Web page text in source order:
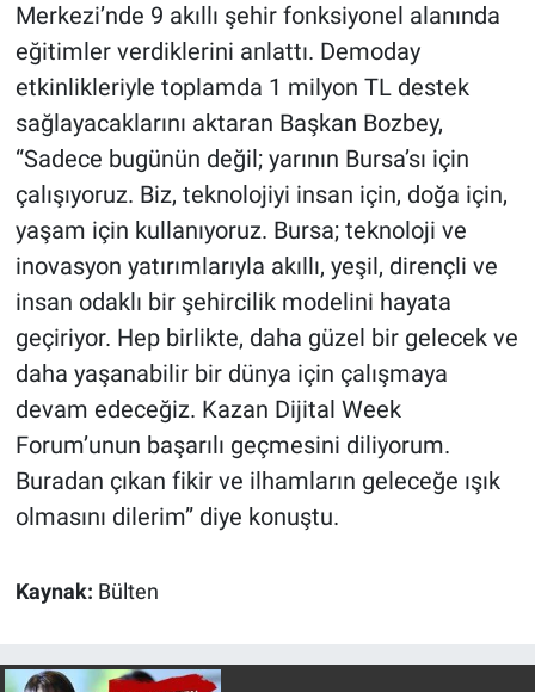
Merkezi’nde 9 akıllı şehir fonksiyonel alanında
eğitimler verdiklerini anlattı. Demoday
etkinlikleriyle toplamda 1 milyon TL destek
sağlayacaklarını aktaran Başkan Bozbey,
“Sadece bugünün değil; yarının Bursa’sı için
çalışıyoruz. Biz, teknolojiyi insan için, doğa için,
yaşam için kullanıyoruz. Bursa; teknoloji ve
inovasyon yatırımlarıyla akıllı, yeşil, dirençli ve
insan odaklı bir şehircilik modelini hayata
geçiriyor. Hep birlikte, daha güzel bir gelecek ve
daha yaşanabilir bir dünya için çalışmaya
devam edeceğiz. Kazan Dijital Week
Forum’unun başarılı geçmesini diliyorum.
Buradan çıkan fikir ve ilhamların geleceğe ışık
olmasını dilerim” diye konuştu.
Kaynak: Bülten